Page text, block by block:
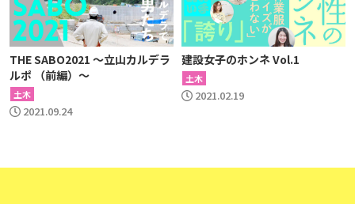
THE SABO2021 〜立山カルデラ
ルポ （前編）〜
土木
2021.09.24
建設女子のホンネ Vol.1
土木
2021.02.19